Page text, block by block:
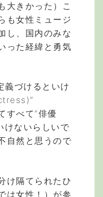
大きかった）こ
も女性ミュージ
し、国内のみな
った経緯と勇気
義づけるといけ
すべて”俳優
けないらしいで
自然と思うので
け隔てられたひ
は女性！）が参